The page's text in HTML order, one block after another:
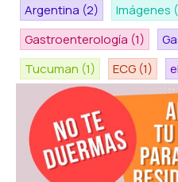
Argentina (2) Imágenes
Gastroenterología (1)
Tucuman (1) ECG (1)